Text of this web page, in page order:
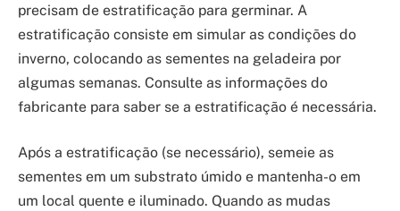
precisam de estratificação para germinar. A
estratificação consiste em simular as condições do
inverno, colocando as sementes na geladeira por
algumas semanas. Consulte as informações do
fabricante para saber se a estratificação é necessária.
Após a estratificação (se necessário), semeie as
sementes em um substrato úmido e mantenha-o em
um local quente e iluminado. Quando as mudas